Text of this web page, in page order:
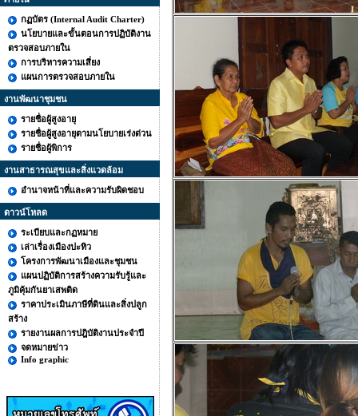
กฏบัตร (Internal Audit Charter)
นโยบายและขั้นตอนการปฏิบัติงาน
ตรวจสอบภายใน
การบริหารความเสี่ยง
แผนการตรวจสอบภายใน
งานพัฒนาชุมชน
รายชื่อผู้สูงอายุ
รายชื่อผู้สูงอายุตามนโยบายเร่งด่วน
รายชื่อผู้พิการ
งานสาธารณสุขและสิ่งแวดล้อม
อำนาจหน้าที่และความรับผิดชอบ
ดาวน์โหลด
ระเบียบและกฏหมาย
เล่าเรื่องเมืองปะทิว
โครงการพัฒนาเมืองและชุมชน
แผนปฏิบัติการสร้างความรับรู้และ
ภูมิคุ้มกันยาเสพติด
ราคาประเมินภาษีที่ดินและสิ่งปลูก
สร้าง
รายงานผลการปฎิบัติงานประจำปี
จดหมายข่าว
Info graphic